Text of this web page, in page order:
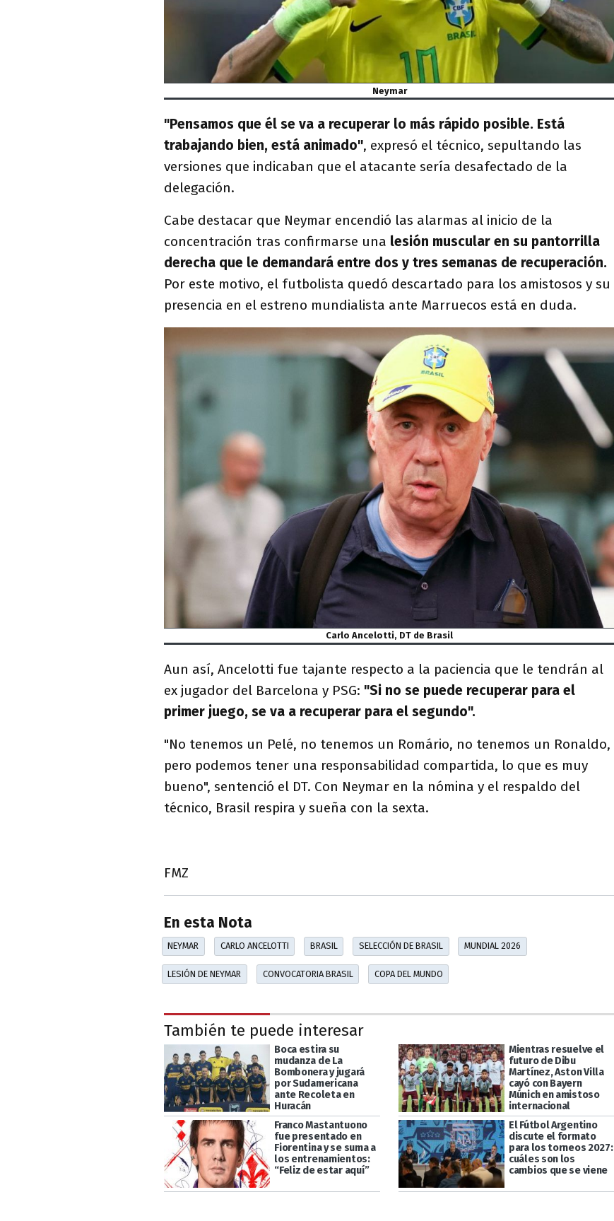
Neymar
"Pensamos que él se va a recuperar lo más rápido posible. Está
trabajando bien, está animado", expresó el técnico, sepultando las
versiones que indicaban que el atacante sería desafectado de la
delegación.
Cabe destacar que Neymar encendió las alarmas al inicio de la
concentración tras confirmarse una lesión muscular en su pantorrilla
derecha que le demandará entre dos y tres semanas de recuperación.
Por este motivo, el futbolista quedó descartado para los amistosos y su
presencia en el estreno mundialista ante Marruecos está en duda.
Carlo Ancelotti, DT de Brasil
Aun así, Ancelotti fue tajante respecto a la paciencia que le tendrán al
ex jugador del Barcelona y PSG: "Si no se puede recuperar para el
primer juego, se va a recuperar para el segundo".
"No tenemos un Pelé, no tenemos un Romário, no tenemos un Ronaldo,
pero podemos tener una responsabilidad compartida, lo que es muy
bueno", sentenció el DT. Con Neymar en la nómina y el respaldo del
técnico, Brasil respira y sueña con la sexta.
FMZ
En esta Nota
NEYMAR CARLO ANCELOTTI BRASIL SELECCIÓN DE BRASIL MUNDIAL 2026
LESIÓN DE NEYMAR CONVOCATORIA BRASIL COPA DEL MUNDO
También te puede interesar
Boca estira su
mudanza de La
Bombonera y jugará
por Sudamericana
ante Recoleta en
Huracán
Mientras resuelve el
futuro de Dibu
Martínez, Aston Villa
cayó con Bayern
Múnich en amistoso
internacional
Franco Mastantuono
fue presentado en
Fiorentina y se suma a
los entrenamientos:
“Feliz de estar aquí”
El Fútbol Argentino
discute el formato
para los torneos 2027:
cuáles son los
cambios que se viene